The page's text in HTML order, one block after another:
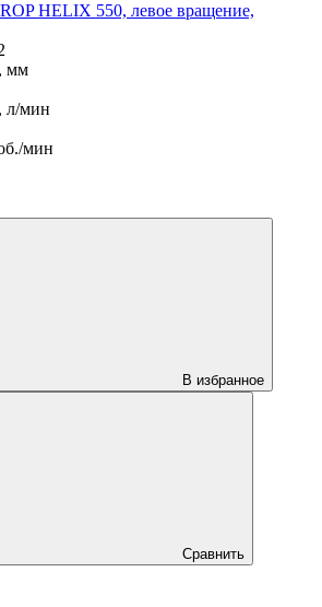
HELIX 550, левое вращение,
мм
л/мин
мин
В избранное
Сравнить